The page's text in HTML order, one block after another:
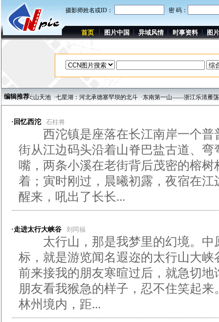
摄影师姓名或ID： 密 码：
首页 图片中国 异域风情 时事资料 图
编辑推荐:
泊——天山天池 ·七星湖：河北承德塞罕坝的北斗 ·东南第一山——浙江乐清雁荡山
·回忆西沱 石柱将
西沱镇是座落在长江南岸一个普
街从江边码头沿着山脊巴盐古道、
嘴，两条小溪在老街背后茂密的榕
着；寅时刚过，晨曦初露，夜宿在
醒来，吼出了长长...
·走进太行大峡谷 刘同福
太行山，那是我梦里的幻境。中
标，就是游览闻名遐迩的太行山
前来接我的朋友寒暄过后，就急切
朋友看我猴急的样子，忍不住笑起
林州境内，距...